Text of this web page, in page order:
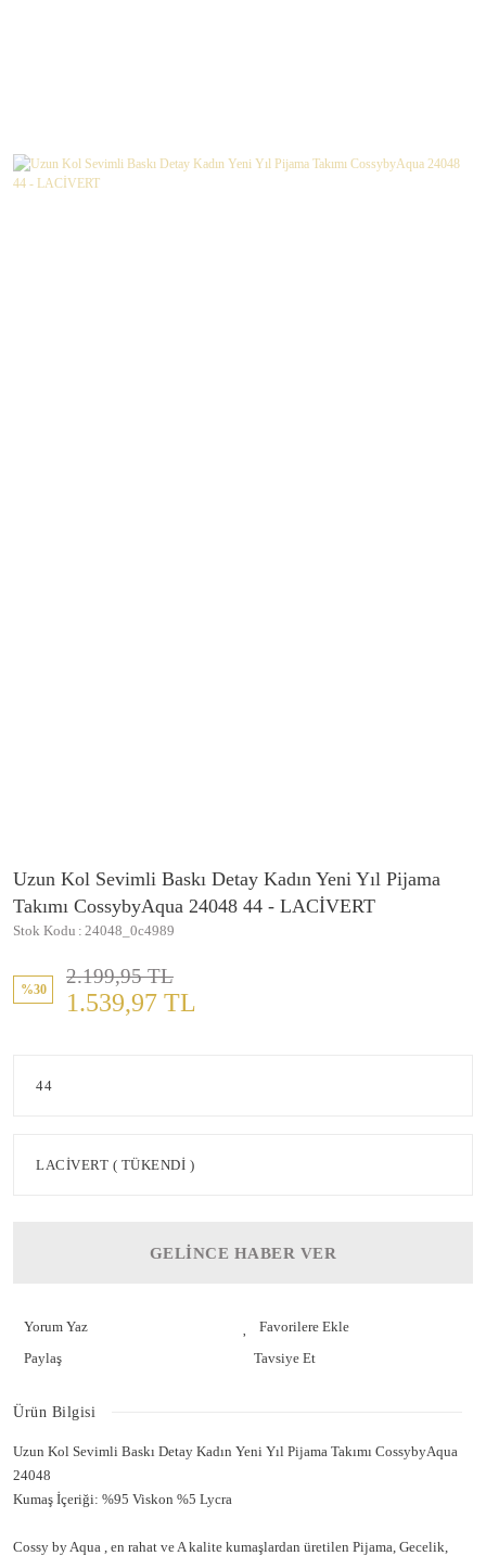
Uzun Kol Sevimli Baskı Detay Kadın Yeni Yıl Pijama
Takımı CossybyAqua 24048 44 - LACİVERT
Stok Kodu 24048_0c4989
%30
2.199,95 TL
1.539,97 TL
GELİNCE HABER VER
Yorum Yaz
Paylaş
Tavsiye Et
Ürün Bilgisi
Uzun Kol Sevimli Baskı Detay Kadın Yeni Yıl Pijama Takımı CossybyAqua
24048
Kumaş İçeriği: %95 Viskon %5 Lycra
Cossy by Aqua , en rahat ve A kalite kumaşlardan üretilen Pijama, Gecelik,